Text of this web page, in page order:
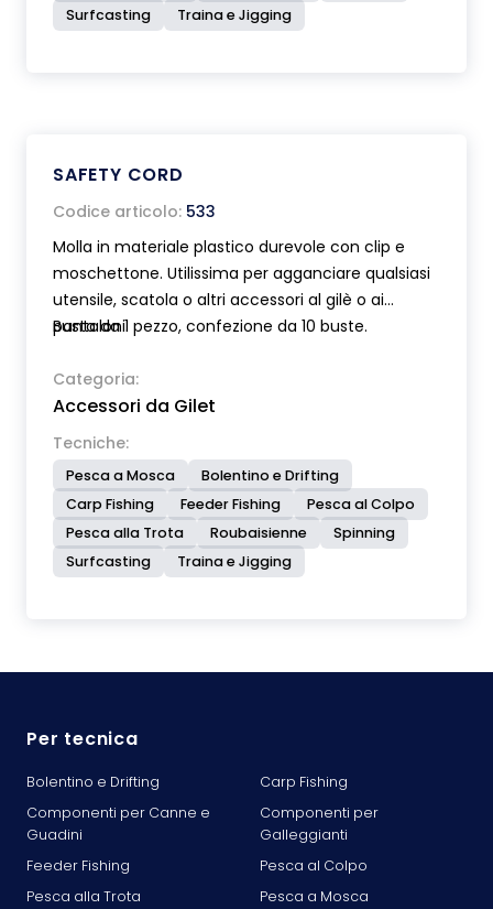
Surfcasting Traina e Jigging
SAFETY CORD
Codice articolo: 533
Molla in materiale plastico durevole con clip e
moschettone. Utilissima per agganciare qualsiasi
utensile, scatola o altri accessori al gilè o ai
pantaloni.
Busta da 1 pezzo, confezione da 10 buste.
Categoria:
Accessori da Gilet
Tecniche:
Pesca a Mosca
Bolentino e Drifting
Carp Fishing
Feeder Fishing
Pesca al Colpo
Pesca alla Trota
Roubaisienne
Spinning
Surfcasting
Traina e Jigging
Per tecnica
Bolentino e Drifting
Carp Fishing
Componenti per Canne e
Guadini
Componenti per
Galleggianti
Feeder Fishing
Pesca al Colpo
Pesca alla Trota
Pesca a Mosca